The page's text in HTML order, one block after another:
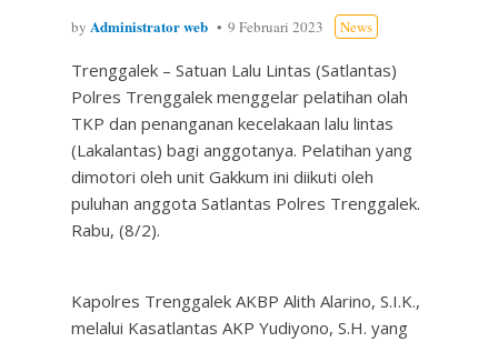
by Administrator web 9 Februari 2023 News
Trenggalek – Satuan Lalu Lintas (Satlantas)
Polres Trenggalek menggelar pelatihan olah
TKP dan penanganan kecelakaan lalu lintas
(Lakalantas) bagi anggotanya. Pelatihan yang
dimotori oleh unit Gakkum ini diikuti oleh
puluhan anggota Satlantas Polres Trenggalek.
Rabu, (8/2).
Kapolres Trenggalek AKBP Alith Alarino, S.I.K.,
melalui Kasatlantas AKP Yudiyono, S.H. yang